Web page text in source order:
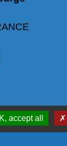
NOS
accept all